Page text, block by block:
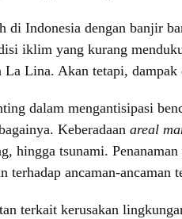
di Indonesia dengan banjir
iklim yang kurang
Lina. Akan tetapi,
dalam mengantisipasi
Keberadaan areal
hingga tsunami.
terhadap ancaman-ancaman
terkait kerusakan